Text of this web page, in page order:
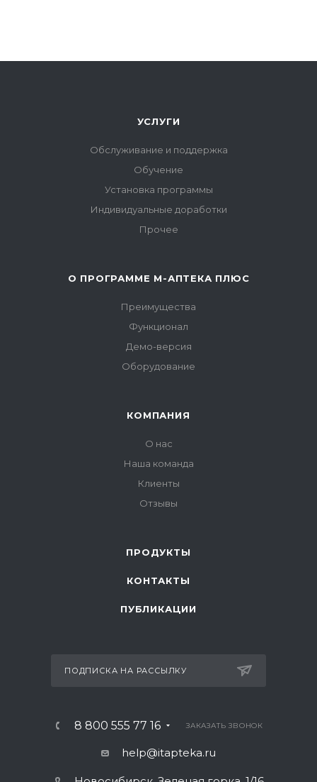
УСЛУГИ
Обслуживание и поддержка
Обучение
Установка программы
Индивидуальные доработки
Прочее
О ПРОГРАММЕ М-АПТЕКА ПЛЮС
Преимущества
Функционал
Демо-версия
Оборудование
КОМПАНИЯ
О нас
Наша команда
Клиенты
Отзывы
ПРОДУКТЫ
КОНТАКТЫ
ПУБЛИКАЦИИ
ПОДПИСКА НА РАССЫЛКУ
8 800 555 77 16 ЗАКАЗАТЬ ЗВОНОК
help@itapteka.ru